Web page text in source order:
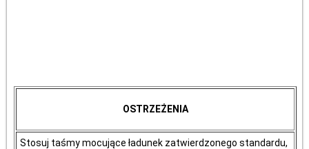
OSTRZEŻENIA
Stosuj taśmy mocujące ładunek zatwierdzonego standardu,